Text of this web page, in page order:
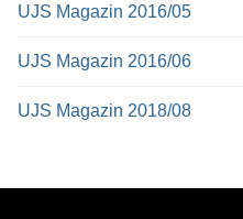
UJS Magazin 2016/05
UJS Magazin 2016/06
UJS Magazin 2018/08